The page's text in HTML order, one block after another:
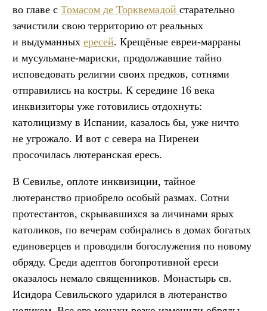
во главе с Томасом де Торквемадой старательно
зачистили свою территорию от реальных
и выдуманных ересей. Крещёные евреи-марраны
и мусульмане-мариски, продолжавшие тайно
исповедовать религии своих предков, сотнями
отправились на костры. К середине 16 века
инквизиторы уже готовились отдохнуть:
католицизму в Испании, казалось бы, уже ничто
не угрожало. И вот с севера на Пиренеи
просочилась лютеранская ересь.
В Севилье, оплоте инквизиции, тайное
лютеранство приобрело особый размах. Сотни
протестантов, скрывавшихся за личинами ярых
католиков, по вечерам собирались в домах богатых
единоверцев и проводили богослужения по новому
обряду. Среди адептов богопротивной ереси
оказалось немало священников. Монастырь св.
Исидора Севильского ударился в лютеранство